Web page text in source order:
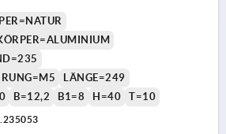
LÄNGE=249
B=12,2 B1=8 H=40 T=10